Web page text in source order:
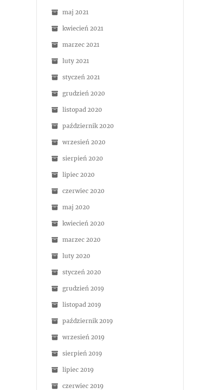
maj 2021
kwiecień 2021
marzec 2021
luty 2021
styczeń 2021
grudzień 2020
listopad 2020
październik 2020
wrzesień 2020
sierpień 2020
lipiec 2020
czerwiec 2020
maj 2020
kwiecień 2020
marzec 2020
luty 2020
styczeń 2020
grudzień 2019
listopad 2019
październik 2019
wrzesień 2019
sierpień 2019
lipiec 2019
czerwiec 2019